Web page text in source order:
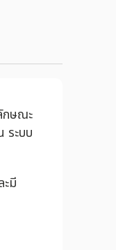
กษณะ
ระบบ
มี